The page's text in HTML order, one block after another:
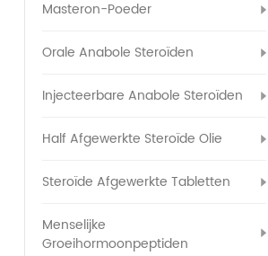
Masteron-Poeder
Orale Anabole Steroïden
Injecteerbare Anabole Steroïden
Half Afgewerkte Steroïde Olie
Steroïde Afgewerkte Tabletten
Menselijke
Groeihormoonpeptiden